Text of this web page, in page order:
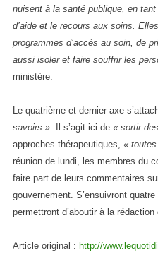
nuisent à la santé publique, en
d’aide et le recours aux soins.
programmes d’accès au soin, de
aussi isoler et faire souffrir les
ministère.
Le quatrième et dernier axe
savoirs ». Il s’agit ici de « sortir
approches thérapeutiques, «
réunion de lundi, les membres du
faire part de leurs commentaires
gouvernement. S’ensuivront
permettront d’aboutir à la
Article original : http://